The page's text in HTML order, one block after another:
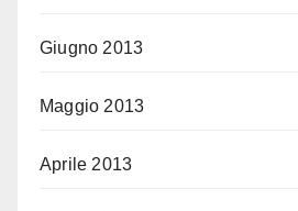
Giugno 2013
Maggio 2013
Aprile 2013